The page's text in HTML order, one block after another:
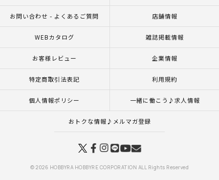
お問い合わせ - よくあるご質問 店舗情報
WEBカタログ 雑誌掲載情報
お客様レビュー 企業情報
特定商取引法表記 利用規約
個人情報ポリシー 一緒に働こう♪求人情報
おトクな情報♪メルマガ登録
© 2026 HOBBYRA HOBBYRE CORPORATION ALL Rights Reserved